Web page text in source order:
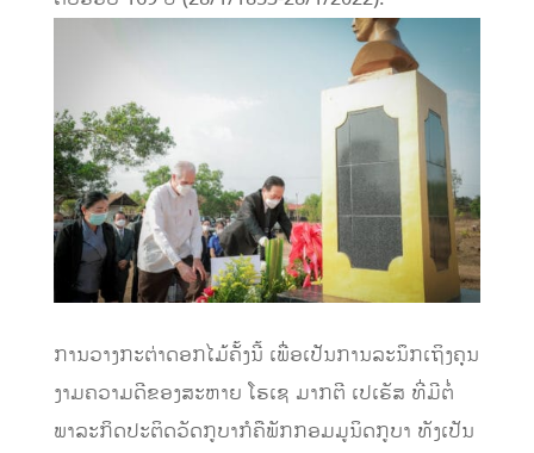
ການວາງກະຕ່າດອກໄມ້ຄັ້ງນີ້ ເພື່ອເປັນການລະນຶກເຖິງຄຸນ
ງາມຄວາມດີຂອງສະຫາຍ ໂຮເຊ ມາກຕີ ເປເຣັສ ທີ່ມີຕໍ່
ພາລະກິດປະຕິດວັດກູບາກໍຄືພັກກອມມູນິດກູບາ ທັງເປັນ